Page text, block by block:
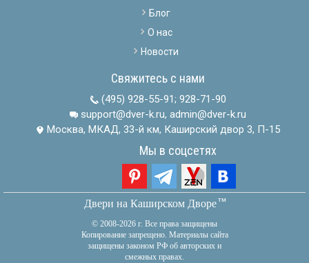
Блог
О нас
Новости
Свяжитесь с нами
(495) 928-55-91; 928-71-90
support@dver-k.ru, admin@dver-k.ru
Москва, МКАД, 33-й км, Каширский двор 3, П-15
Мы в соцсетях
Двери на Каширском Дворетм
© 2008-2026 г. Все права защищены
Копирование запрещено. Материалы сайта
защищены законом РФ об авторских и
смежных правах.